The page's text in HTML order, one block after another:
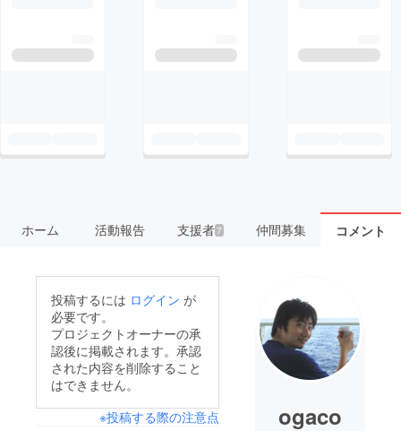
ホーム 活動報告 支援者7 仲間募集 コメント
投稿するには ログイン が
必要です。
プロジェクトオーナーの承
認後に掲載されます。承認
された内容を削除すること
はできません。
※投稿する際の注意点
ogaco